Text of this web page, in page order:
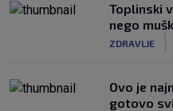
Toplinski
nego
ZDRAVLJE
Ovo je
gotovo